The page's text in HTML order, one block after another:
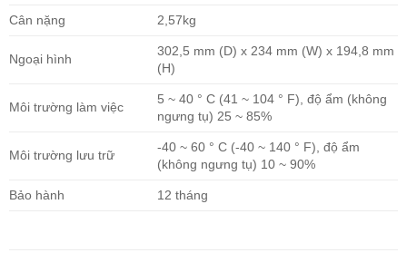
Cân nặng 2,57kg
Ngoại hình
302,5 mm (D) x 234 mm (W) x 194,8 mm
(H)
Môi trường làm việc
5 ~ 40 ° C (41 ~ 104 ° F), độ ẩm (không
ngưng tụ) 25 ~ 85%
Môi trường lưu trữ
-40 ~ 60 ° C (-40 ~ 140 ° F), độ ẩm
(không ngưng tụ) 10 ~ 90%
Bảo hành 12 tháng